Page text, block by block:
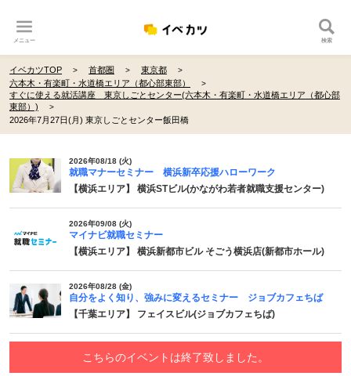
メニュー 検索
イベカツTOP 首都圏
東京都
六本木・有楽町・水道橋エリア（都心部東部）
すぐに使える就活講座 東京しごとセンター(六本木・有楽町・水道橋エリア（都心部
東部）)
2026年7月27日(月) 東京しごとセンター飯田橋
2026年08/18 (火)
就職マナーセミナー 横浜新卒応援ハローワーク
【横浜エリア】 横浜STビル(かながわ若者就職支援センター)
2026年09/08 (火)
マイナビ就職セミナー
【横浜エリア】 横浜新都市ビル そごう横浜店(新都市ホール)
2026年08/28 (金)
自分をよく知り、強みに変えるセミナー ジョブカフェちば
【千葉エリア】 フェイスビル(ジョブカフェちば)
こちらのイベントは終了致しました。